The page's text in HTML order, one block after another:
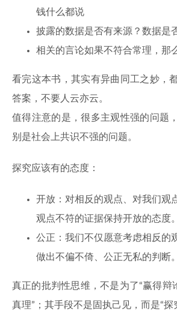
钱什么都说
披露的数据是否有来源？数据是
相关的言论如果不符合常理，那
看完这本书，其实有异曲同工之妙，
答案，不要人云亦云。
值得注意的是，很多主观性强的问题
别是社会上共识不强的问题。
探究应该有的态度：
开放：对相反的观点、对我们观
观点不符的证据保持开放的态度。
公正：我们不仅愿意考虑相反的
做出不偏不倚、公正无私的判断。
真正的批判性思维，不是为了“赢得辩
真理”；其手段不是固执己见，而是“探